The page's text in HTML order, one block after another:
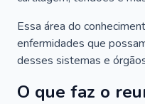
Essa área do
enfermidades que
desses sistemas e
O que faz o